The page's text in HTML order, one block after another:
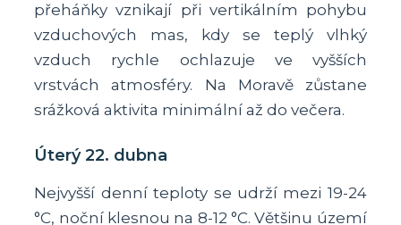
přeháňky vznikají při vertikálním pohybu
vzduchových mas, kdy se teplý vlhký
vzduch rychle ochlazuje ve vyšších
vrstvách atmosféry. Na Moravě zůstane
srážková aktivita minimální až do večera.
Úterý 22. dubna
Nejvyšší denní teploty se udrží mezi 19-24
°C, noční klesnou na 8-12 °C. Většinu území